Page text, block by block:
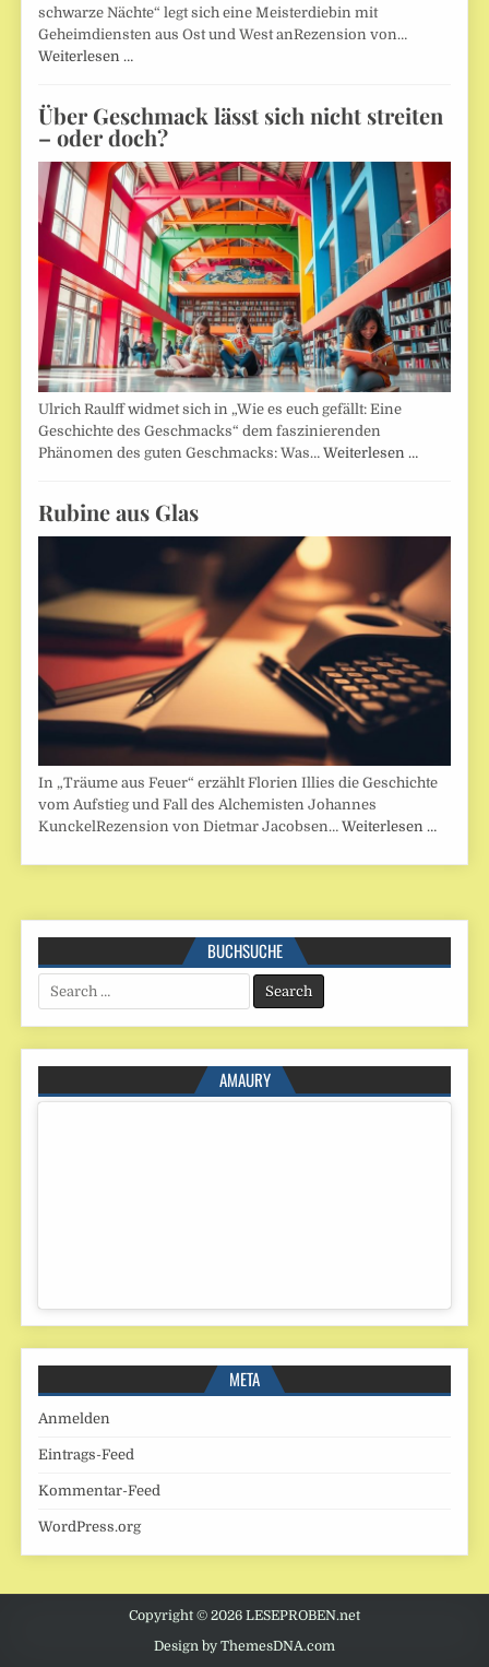
schwarze Nächte“ legt sich eine Meisterdiebin mit
Geheimdiensten aus Ost und West anRezension von…
Weiterlesen …
Über Geschmack lässt sich nicht streiten
– oder doch?
Ulrich Raulff widmet sich in „Wie es euch gefällt: Eine
Geschichte des Geschmacks“ dem faszinierenden
Phänomen des guten Geschmacks: Was…Weiterlesen …
Rubine aus Glas
In „Träume aus Feuer“ erzählt Florien Illies die Geschichte
vom Aufstieg und Fall des Alchemisten Johannes
KunckelRezension von Dietmar Jacobsen…Weiterlesen …
BUCHSUCHE
Search
for:
AMAURY
META
Anmelden
Eintrags-Feed
Kommentar-Feed
WordPress.org
Copyright © 2026 LESEPROBEN.net
Design by ThemesDNA.com